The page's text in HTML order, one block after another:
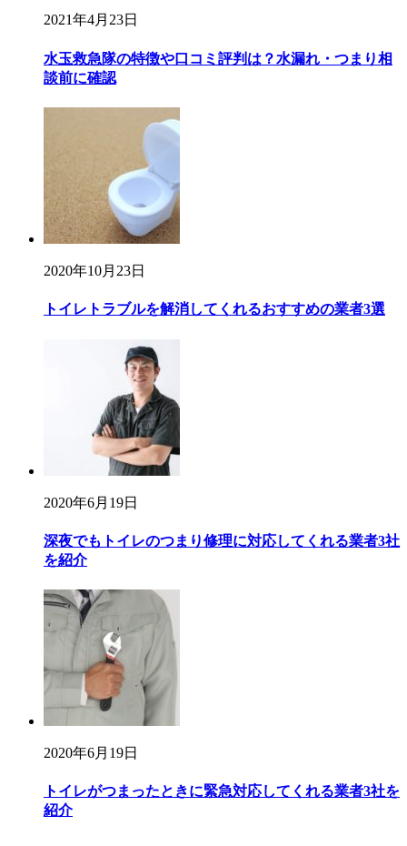
2021年4月23日
水玉救急隊の特徴や口コミ評判は？水漏れ・つまり相
談前に確認
2020年10月23日
トイレトラブルを解消してくれるおすすめの業者3選
2020年6月19日
深夜でもトイレのつまり修理に対応してくれる業者3社
を紹介
2020年6月19日
トイレがつまったときに緊急対応してくれる業者3社を
紹介